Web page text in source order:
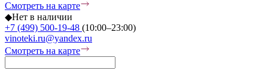
Смотреть на карте
◆Нет в наличии
+7 (499) 500-19-48 (10:00–23:00)
vinoteki.ru@yandex.ru
Смотреть на карте